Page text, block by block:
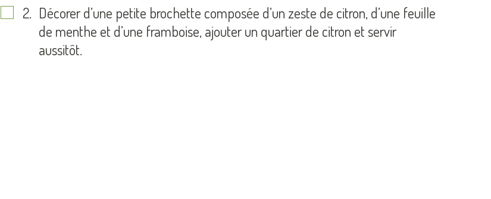
Décorer d’une petite brochette composée d’un zeste de citron, d’une feuille
de menthe et d’une framboise, ajouter un quartier de citron et servir
aussitôt.